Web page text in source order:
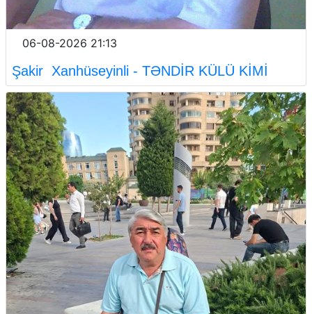
06-08-2026 21:13
Şakir Xanhüseyinli - TƏNDİR KÜLÜ KİMİ